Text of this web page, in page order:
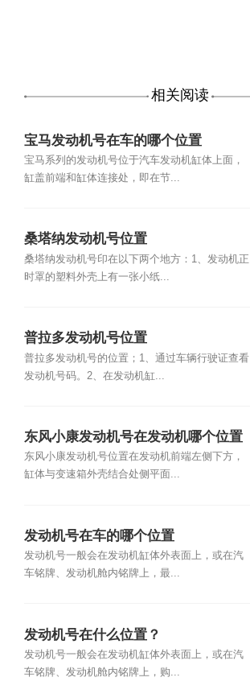
相关阅读
宝马发动机号在车的哪个位置
宝马系列的发动机号位于汽车发动机缸体上面，
缸盖前端和缸体连接处，即在节...
桑塔纳发动机号位置
桑塔纳发动机号印在以下两个地方：1、发动机正
时罩的塑料外壳上有一张小纸...
普拉多发动机号位置
普拉多发动机号的位置；1、通过车辆行驶证查看
发动机号码。2、在发动机缸...
东风小康发动机号在发动机哪个位置
东风小康发动机号位置在发动机前端左侧下方，
缸体与变速箱外壳结合处侧平面...
发动机号在车的哪个位置
发动机号一般会在发动机缸体外表面上，或在汽
车铭牌、发动机舱内铭牌上，最...
发动机号在什么位置？
发动机号一般会在发动机缸体外表面上，或在汽
车铭牌、发动机舱内铭牌上，购...